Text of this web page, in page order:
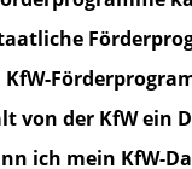
KfW-
von der KfW ein
ich mein KfW-